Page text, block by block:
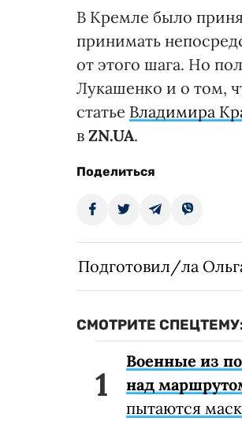
В Кремле было
принимать
от этого шага. Но
Лукашенко и о том,
статье Владимира
в ZN.UA.
Поделиться
Подготовил/ла
СМОТРИТЕ
Военные из
над
пытаются